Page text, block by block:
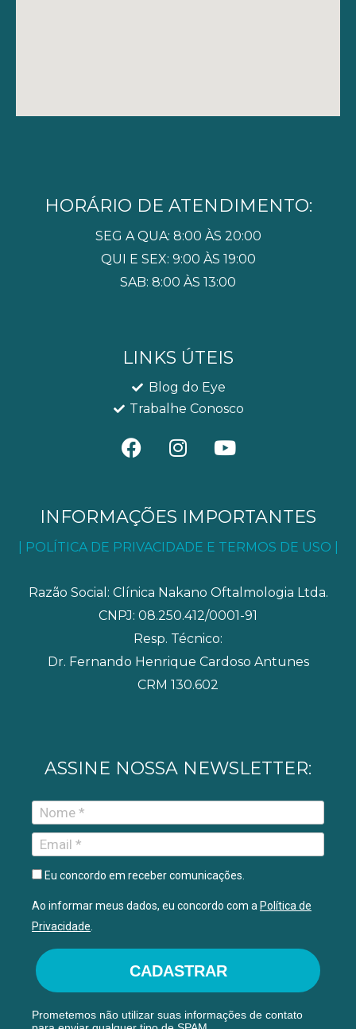
HORÁRIO DE ATENDIMENTO:
SEG A QUA: 8:00 ÀS 20:00
QUI E SEX: 9:00 ÀS 19:00
SAB: 8:00 ÀS 13:00
LINKS ÚTEIS
Blog do Eye
Trabalhe Conosco
F
a
b
o
o
I
n
a
g
r
m
Y
o
u
b
e
INFORMAÇÕES IMPORTANTES
| POLÍTICA DE PRIVACIDADE E TERMOS DE USO |
Razão Social: Clínica Nakano Oftalmologia Ltda.
CNPJ: 08.250.412/0001-91
Resp. Técnico:
Dr. Fernando Henrique Cardoso Antunes
CRM 130.602
ASSINE NOSSA NEWSLETTER:
Eu concordo em receber comunicações.
Ao informar meus dados, eu concordo com a Política de
Privacidade.
CADASTRAR
Prometemos não utilizar suas informações de contato